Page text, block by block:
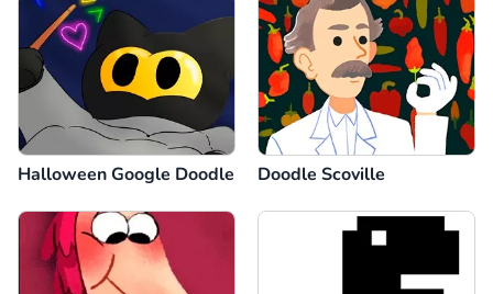
Halloween Google Doodle Doodle Scoville